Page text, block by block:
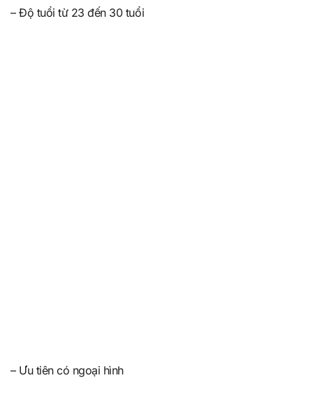
– Độ tuổi từ 23 đến 30 tuổi
– Ưu tiên có ngoại hình